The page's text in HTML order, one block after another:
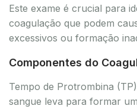
Este exame é crucial para
coagulação que podem
excessivos ou formação
Componentes do
Tempo de Protrombina
sangue leva para formar